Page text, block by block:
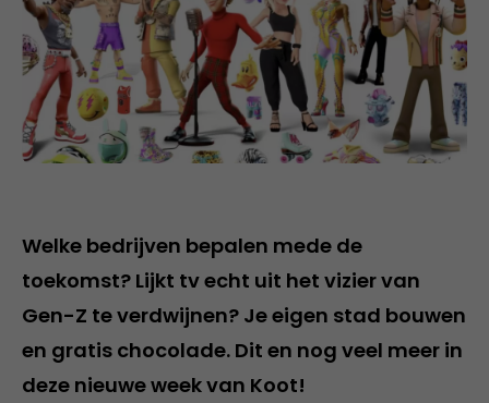
Welke bedrijven bepalen mede de
toekomst? Lijkt tv echt uit het vizier van
Gen-Z te verdwijnen? Je eigen stad bouwen
en gratis chocolade. Dit en nog veel meer in
deze nieuwe week van Koot!